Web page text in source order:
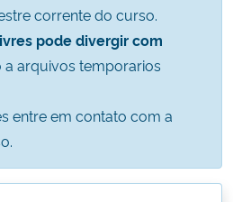
corrente do curso.
pode divergir com
a arquivos temporarios
entre em contato com a